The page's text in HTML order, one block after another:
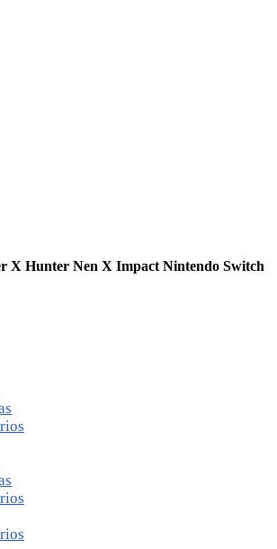
X Hunter Nen X Impact Nintendo Switch